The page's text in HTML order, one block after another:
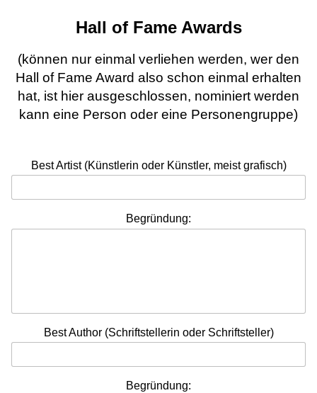
Hall of Fame Awards
(können nur einmal verliehen werden, wer den
Hall of Fame Award also schon einmal erhalten
hat, ist hier ausgeschlossen, nominiert werden
kann eine Person oder eine Personengruppe)
Best Artist (Künstlerin oder Künstler, meist grafisch)
Begründung:
Best Author (Schriftstellerin oder Schriftsteller)
Begründung: